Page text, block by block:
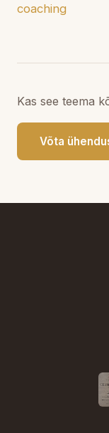
coaching
Kas see teema
Võta